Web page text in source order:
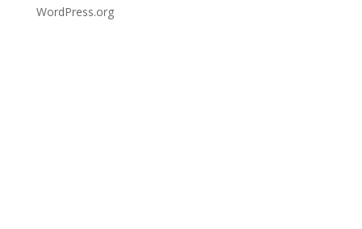
WordPress.org